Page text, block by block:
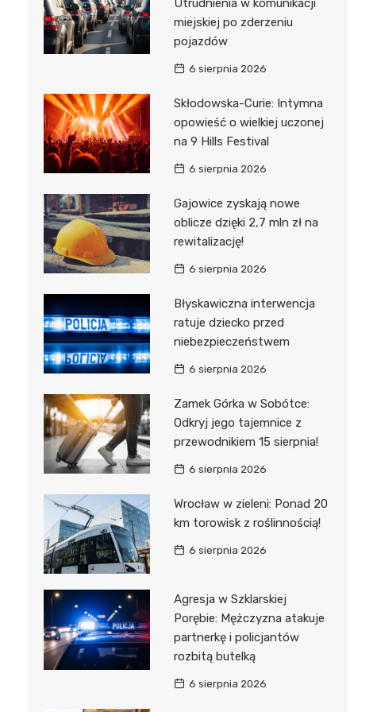
Utrudnienia w komunikacji
miejskiej po zderzeniu
pojazdów
6 sierpnia 2026
Skłodowska-Curie: Intymna
opowieść o wielkiej uczonej
na 9 Hills Festival
6 sierpnia 2026
Gajowice zyskają nowe
oblicze dzięki 2,7 mln zł na
rewitalizację!
6 sierpnia 2026
Błyskawiczna interwencja
ratuje dziecko przed
niebezpieczeństwem
6 sierpnia 2026
Zamek Górka w Sobótce:
Odkryj jego tajemnice z
przewodnikiem 15 sierpnia!
6 sierpnia 2026
Wrocław w zieleni: Ponad 20
km torowisk z roślinnością!
6 sierpnia 2026
Agresja w Szklarskiej
Porębie: Mężczyzna atakuje
partnerkę i policjantów
rozbitą butelką
6 sierpnia 2026